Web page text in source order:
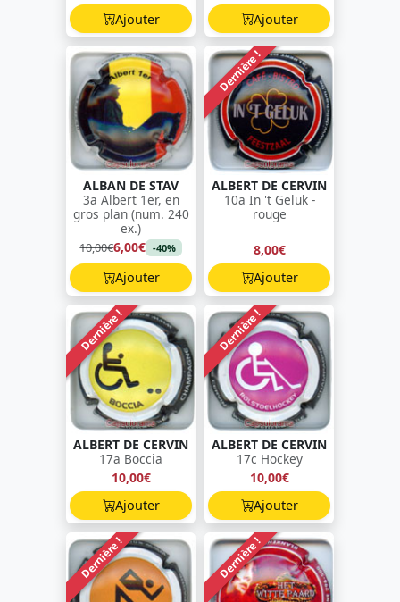
Ajouter
Ajouter
ALBAN DE STAV
3a Albert 1er, en
gros plan (num. 240
ex.)
10,00€6,00€ -40%
Ajouter
Dernière !
ALBERT DE CERVIN
10a In 't Geluk -
rouge
8,00€
Ajouter
Dernière !
ALBERT DE CERVIN
17a Boccia
10,00€
Ajouter
Dernière !
ALBERT DE CERVIN
17c Hockey
10,00€
Ajouter
Dernière ! Dernière !